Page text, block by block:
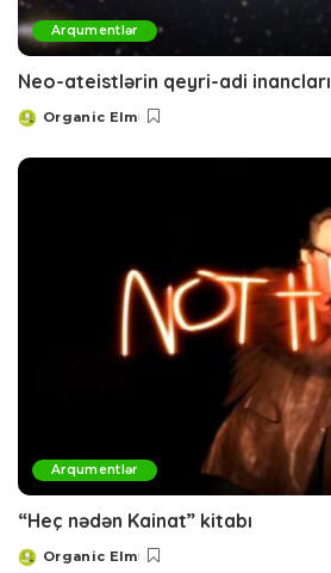
Arqumentlər
Neo-ateistlərin qeyri-adi inancları
Posted
Organic Elm
Arqumentlər
“Heç nədən Kainat” kitabı
Posted
Organic Elm